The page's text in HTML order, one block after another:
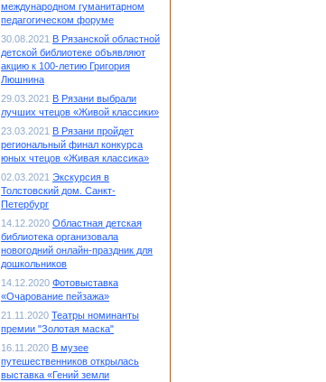
международном гуманитарном
педагогическом форуме
30.08.2021 В Рязанской областной
детской библиотеке объявляют
акцию к 100-летию Григория
Люшнина
29.03.2021 В Рязани выбрали
лучших чтецов «Живой классики»
23.03.2021 В Рязани пройдет
региональный финал конкурса
юных чтецов «Живая классика»
02.03.2021 Экскурсия в
Толстовский дом. Санкт-
Петербург
14.12.2020 Областная детская
библиотека организовала
новогодний онлайн-праздник для
дошкольников
14.12.2020 Фотовыставка
«Очарование пейзажа»
21.11.2020 Театры номинанты
премии "Золотая маска"
16.11.2020 В музее
путешественников открылась
выставка «Гений земли